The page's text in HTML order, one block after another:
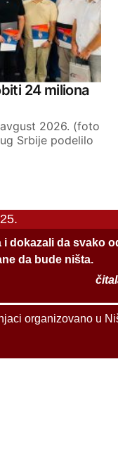
24 miliona
2026. (foto
Srbije podelilo
i dokazali da svako
da bude ništa.
organizovano u